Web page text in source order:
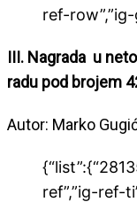
ref-
III. Nagrada u
radu pod brojem
Autor: Marko
ref”,”ig-ref-